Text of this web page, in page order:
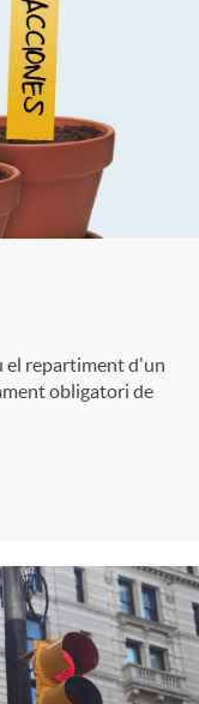
el repartiment d'un
obligatori de